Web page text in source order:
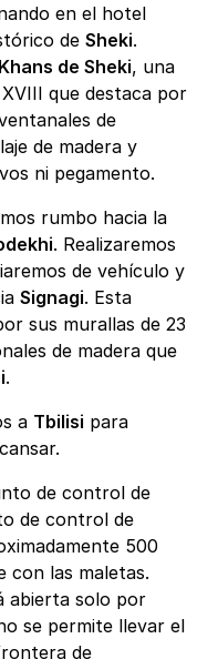
en el hotel
de Sheki.
de Sheki, una
que destaca por
de
de madera y
ni pegamento.
rumbo hacia la
. Realizaremos
de vehículo y
Signagi. Esta
sus murallas de 23
de madera que
.
a Tbilisi para
de control de
de control de
500
con las maletas.
abierta solo por
se permite llevar el
de